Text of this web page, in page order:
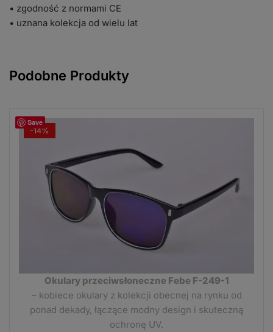
• zgodność z normami CE
• uznana kolekcja od wielu lat
Podobne Produkty
Save
-14%
Okulary przeciwsłoneczne Febe F-249-1
– kobiece okulary z kolekcji obecnej na rynku od
ponad dekady, łączące modny design i skuteczną
ochronę UV.